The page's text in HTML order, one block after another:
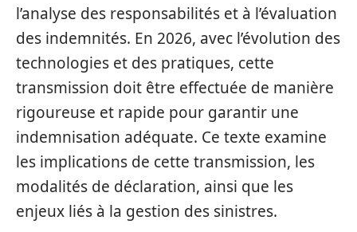
l’analyse des responsabilités et à l’évaluation
des indemnités. En 2026, avec l’évolution des
technologies et des pratiques, cette
transmission doit être effectuée de manière
rigoureuse et rapide pour garantir une
indemnisation adéquate. Ce texte examine
les implications de cette transmission, les
modalités de déclaration, ainsi que les
enjeux liés à la gestion des sinistres.